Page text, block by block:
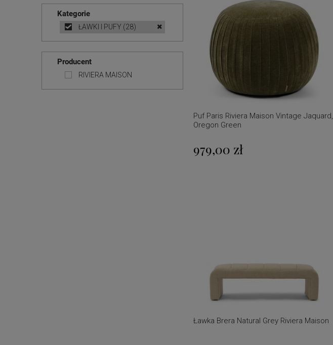
Kategorie
ŁAWKI I PUFY (28)
Producent
RIVIERA MAISON
Puf Paris Riviera Maison Vintage Jaquard,
Oregon Green
979,00 zł
Ławka Brera Natural Grey Riviera Maison